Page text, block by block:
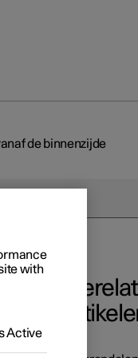
de binnenzijde
with
Active